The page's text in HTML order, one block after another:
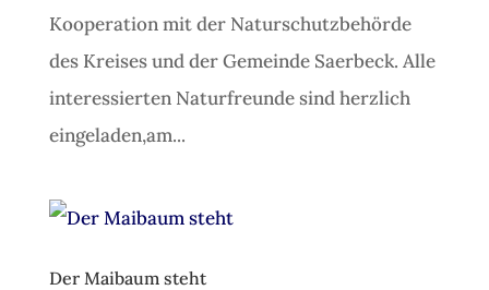
Kooperation mit der Naturschutzbehörde
des Kreises und der Gemeinde Saerbeck. Alle
interessierten Naturfreunde sind herzlich
eingeladen,am...
Der Maibaum steht